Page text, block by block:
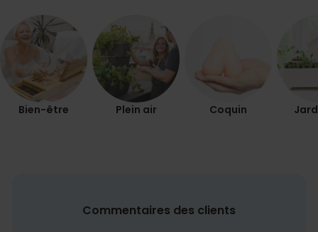
Bien-être Plein air Coquin
Commentaires des clients